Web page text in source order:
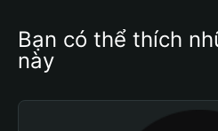
Bạn có thể thích
này